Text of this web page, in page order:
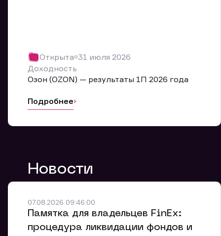
Открыта 31 июля 2026
Доходность
Озон (OZON) — результаты 1П 2026 года
Подробнее
Новости
07.08.2026 09:46:00
Памятка для владельцев FinEx:
процедура ликвидации фондов и
Мы
Ваше